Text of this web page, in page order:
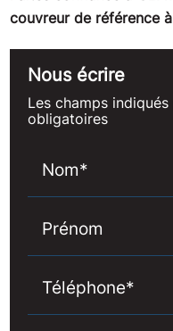
couvreur de référence
Nous écrire
Les champs
obligatoires
Nom*
Prénom
Téléphone*